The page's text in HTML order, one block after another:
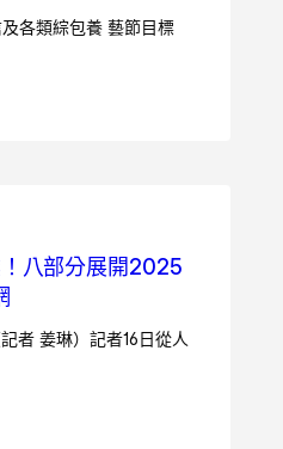
各類綜包養 藝節目標
八部分展開2025
者 姜琳）記者16日從人